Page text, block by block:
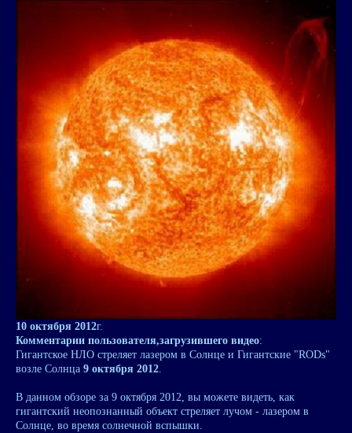
10 октября 2012г.
Комментарии пользователя,загрузившего видео:
Гигантское НЛО стреляет лазером в Солнце и Гигантские "RODs"
возле Солнца 9 октября 2012.
В данном обзоре за 9 октября 2012, вы можете видеть, как
гигантский неопознанный объект стреляет лучом - лазером в
Солнце, во время солнечной вспышки.